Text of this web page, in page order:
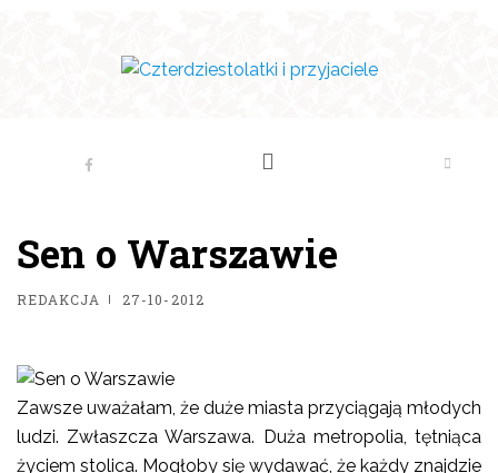
Sen o Warszawie
REDAKCJA 27-10-2012
Zawsze uważałam, że duże miasta przyciągają młodych
ludzi. Zwłaszcza Warszawa. Duża metropolia, tętniąca
życiem stolica. Mogłoby się wydawać, że każdy znajdzie